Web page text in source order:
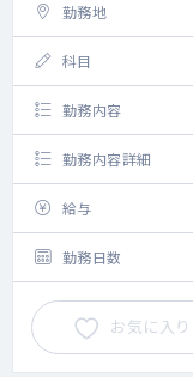
勤務地
科目
勤務内容
勤務内容詳細
給与
勤務日数
お気に入り